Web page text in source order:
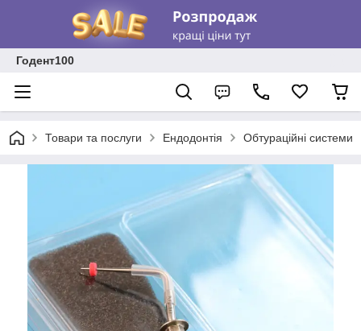
Годент100
Товари та послуги Ендодонтія Обтураційні системи